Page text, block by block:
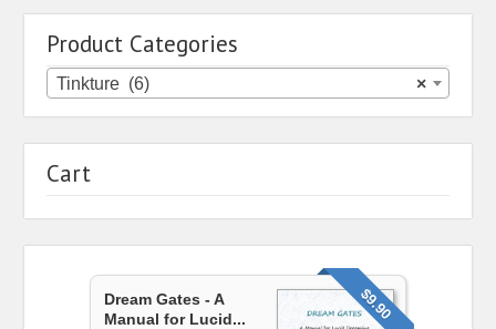
Product Categories
×
Tinkture (6)
Cart
$9.90
Dream Gates - A
Manual for Lucid...